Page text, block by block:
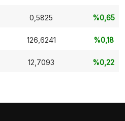
0,5825 %0,65
126,6241 %0,18
12,7093 %0,22